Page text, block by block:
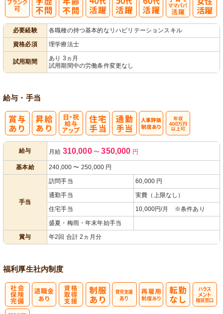
必要経験
各職種の持つ基本的なリハビリテーションスキル
資格必須
理学療法士
試用期間
あり 3ヵ月
試用期間中の労働条件変更なし
給与・手当
給与 月給 310,000 〜 350,000 円
基本給 240,000 〜 250,000 円
手当
訪問手当
60,000 円
通勤手当
実費（上限なし）
住宅手当
10,000円/月 ※条件あり
盛夏・梅雨・年末年始手当
賞与
年2回 合計 2ヵ月分
福利厚生社内制度